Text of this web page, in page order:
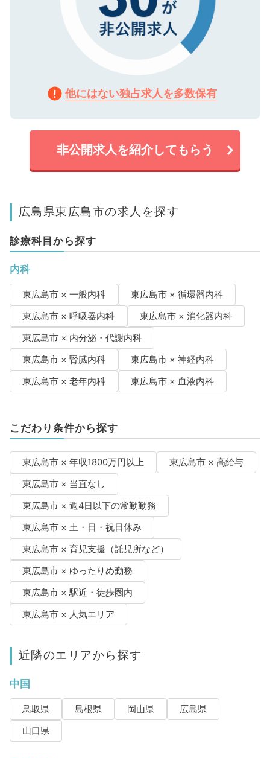
他にはない独占求人を多数保有
非公開求人を紹介してもらう
広島県東広島市の求人を探す
診療科目から探す
内科
東広島市 × 一般内科
東広島市 × 循環器内科
東広島市 × 呼吸器内科
東広島市 × 消化器内科
東広島市 × 内分泌・代謝内科
東広島市 × 腎臓内科
東広島市 × 神経内科
東広島市 × 老年内科
東広島市 × 血液内科
こだわり条件から探す
東広島市 × 年収1800万円以上
東広島市 × 高給与
東広島市 × 当直なし
東広島市 × 週4日以下の常勤勤務
東広島市 × 土・日・祝日休み
東広島市 × 育児支援（託児所など）
東広島市 × ゆったりめ勤務
東広島市 × 駅近・徒歩圏内
東広島市 × 人気エリア
近隣のエリアから探す
中国
鳥取県 島根県 岡山県
広島県
山口県